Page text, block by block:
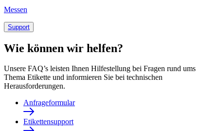
Messen
Support
Wie können wir helfen?
Unsere FAQ’s leisten Ihnen Hilfestellung bei Fragen rund ums
Thema Etikette und informieren Sie bei technischen
Herausforderungen.
Anfrageformular
Etikettensupport